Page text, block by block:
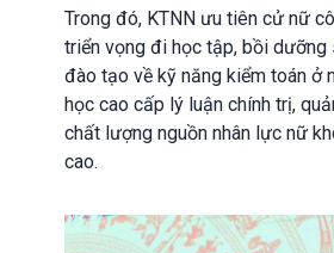
Trong đó, KTNN ưu tiên cử nữ
triển vọng đi học tập, bồi dưỡng
đào tạo về kỹ năng kiểm toán ở
học cao cấp lý luận chính trị,
chất lượng nguồn nhân lực nữ
cao.